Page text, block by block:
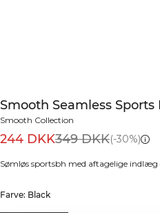
Smooth Seamless Sports
Smooth Collection
244 DKK349 DKK(-30%)
Sømløs sportsbh med aftagelige indlæg
Farve: Black